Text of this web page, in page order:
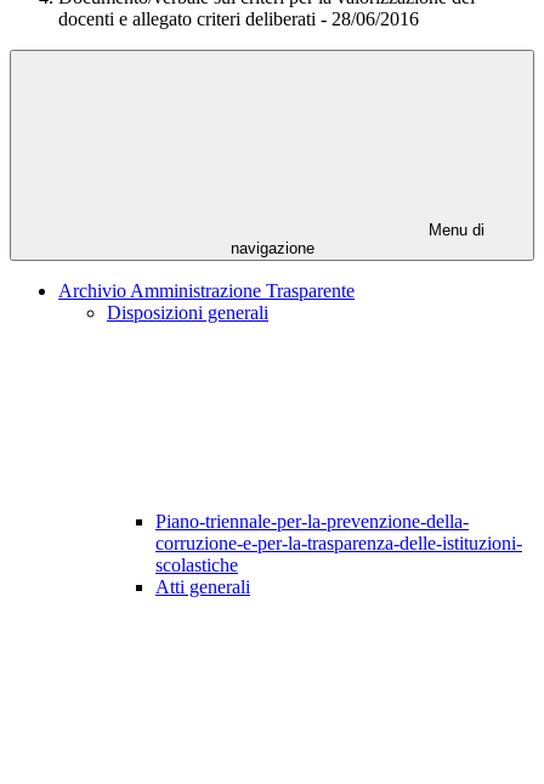
docenti e allegato criteri deliberati - 28/06/2016
Menu di
navigazione
Archivio Amministrazione Trasparente
Disposizioni generali
Piano-triennale-per-la-prevenzione-della-
corruzione-e-per-la-trasparenza-delle-istituzioni-
scolastiche
Atti generali